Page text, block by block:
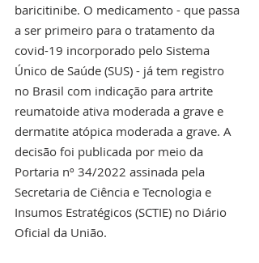
baricitinibe. O medicamento - que passa
a ser primeiro para o tratamento da
covid-19 incorporado pelo Sistema
Único de Saúde (SUS) - já tem registro
no Brasil com indicação para artrite
reumatoide ativa moderada a grave e
dermatite atópica moderada a grave. A
decisão foi publicada por meio da
Portaria nº 34/2022 assinada pela
Secretaria de Ciência e Tecnologia e
Insumos Estratégicos (SCTIE) no Diário
Oficial da União.